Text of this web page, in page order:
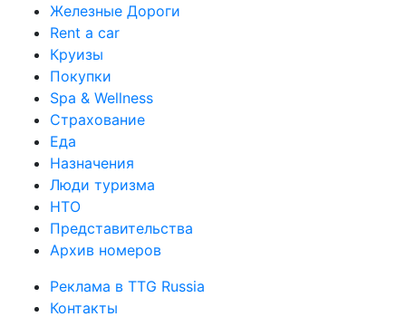
Железные Дороги
Rent a car
Круизы
Покупки
Spa & Wellness
Страхование
Еда
Назначения
Люди туризма
НТО
Представительства
Архив номеров
Реклама в TTG Russia
Контакты